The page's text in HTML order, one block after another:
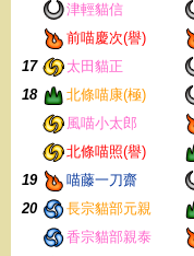
津輕貓信
前喵慶次(譽)
17
太田貓正
18
北條喵康(極)
風喵小太郎
北條喵照(譽)
19
喵藤一刀齋
20
長宗貓部元親
香宗貓部親泰